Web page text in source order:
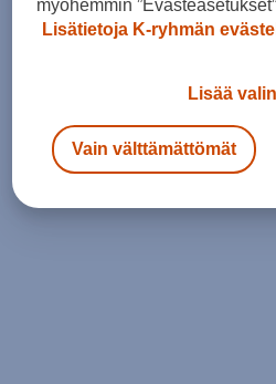
myöhemmin
Lisätietoja K-ryhmän
Lisää
Vain välttämättömät